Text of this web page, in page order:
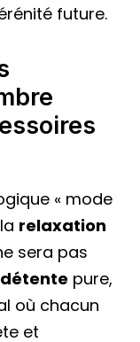
future.
« mode
relaxation
sera pas
détente pure,
où chacun
et